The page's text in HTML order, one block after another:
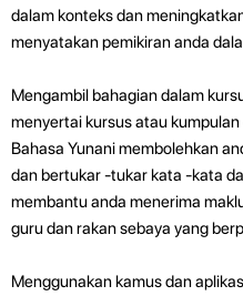
dalam konteks dan
menyatakan pemikiran anda
Mengambil bahagian dalam
menyertai kursus atau
Bahasa Yunani membolehkan
dan bertukar -tukar kata -kata
membantu anda menerima
guru dan rakan sebaya yang
Menggunakan kamus dan